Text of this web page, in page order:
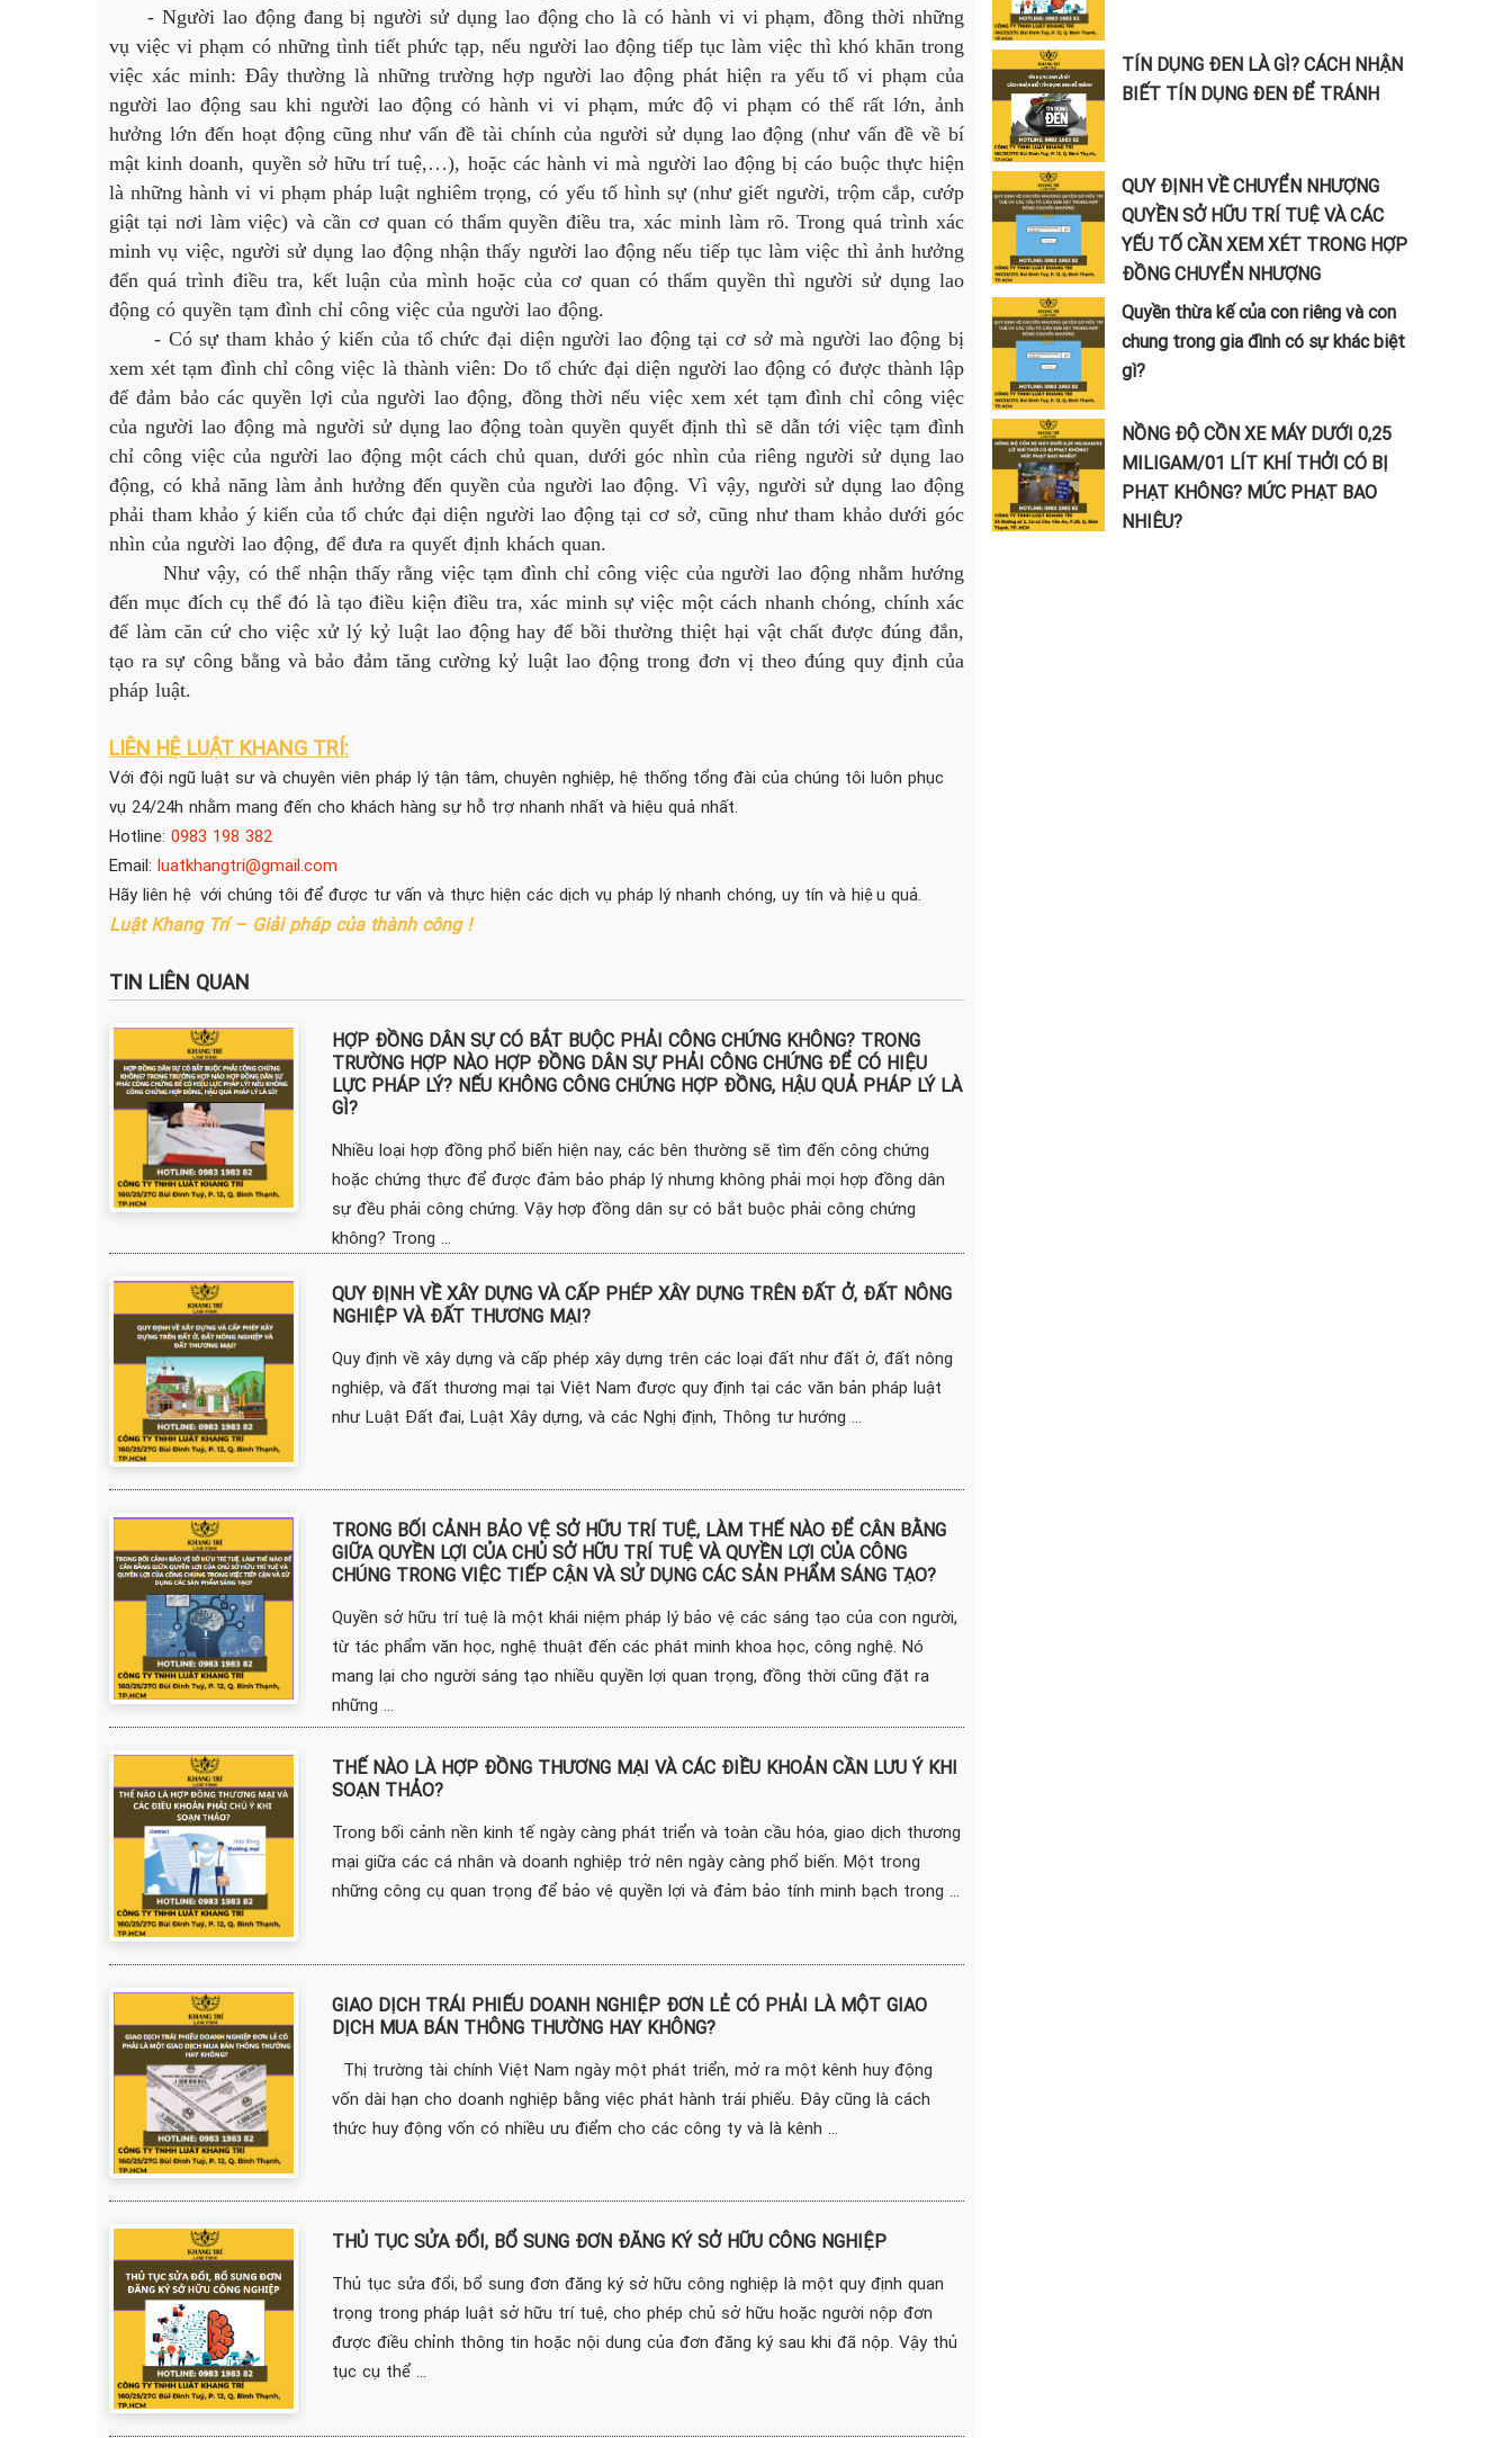
- Người lao động đang bị người sử dụng lao động cho là có hành vi vi phạm, đồng thời những
vụ việc vi phạm có những tình tiết phức tạp, nếu người lao động tiếp tục làm việc thì khó khăn trong
việc xác minh: Đây thường là những trường hợp người lao động phát hiện ra yếu tố vi phạm của
người lao động sau khi người lao động có hành vi vi phạm, mức độ vi phạm có thể rất lớn, ảnh
hưởng lớn đến hoạt động cũng như vấn đề tài chính của người sử dụng lao động (như vấn đề về bí
mật kinh doanh, quyền sở hữu trí tuệ,…), hoặc các hành vi mà người lao động bị cáo buộc thực hiện
là những hành vi vi phạm pháp luật nghiêm trọng, có yếu tố hình sự (như giết người, trộm cắp, cướp
giật tại nơi làm việc) và cần cơ quan có thẩm quyền điều tra, xác minh làm rõ. Trong quá trình xác
minh vụ việc, người sử dụng lao động nhận thấy người lao động nếu tiếp tục làm việc thì ảnh hưởng
đến quá trình điều tra, kết luận của mình hoặc của cơ quan có thẩm quyền thì người sử dụng lao
động có quyền tạm đình chỉ công việc của người lao động.
- Có sự tham khảo ý kiến của tổ chức đại diện người lao động tại cơ sở mà người lao động bị
xem xét tạm đình chỉ công việc là thành viên: Do tổ chức đại diện người lao động có được thành lập
để đảm bảo các quyền lợi của người lao động, đồng thời nếu việc xem xét tạm đình chỉ công việc
của người lao động mà người sử dụng lao động toàn quyền quyết định thì sẽ dẫn tới việc tạm đình
chỉ công việc của người lao động một cách chủ quan, dưới góc nhìn của riêng người sử dụng lao
động, có khả năng làm ảnh hưởng đến quyền của người lao động. Vì vậy, người sử dụng lao động
phải tham khảo ý kiến của tổ chức đại diện người lao động tại cơ sở, cũng như tham khảo dưới góc
nhìn của người lao động, để đưa ra quyết định khách quan.
Như vậy, có thể nhận thấy rằng việc tạm đình chỉ công việc của người lao động nhằm hướng
đến mục đích cụ thể đó là tạo điều kiện điều tra, xác minh sự việc một cách nhanh chóng, chính xác
để làm căn cứ cho việc xử lý kỷ luật lao động hay để bồi thường thiệt hại vật chất được đúng đắn,
tạo ra sự công bằng và bảo đảm tăng cường kỷ luật lao động trong đơn vị theo đúng quy định của
pháp luật.
LIÊN HỆ LUẬT KHANG TRÍ:
Với đội ngũ luật sư và chuyên viên pháp lý tận tâm, chuyên nghiệp, hệ thống tổng đài của chúng tôi luôn phục
vụ 24/24h nhằm mang đến cho khách hàng sự hỗ trợ nhanh nhất và hiệu quả nhất.
Hotline: 0983 198 382
Email: luatkhangtri@gmail.com
Hãy liên hệ với chúng tôi để được tư vấn và thực hiện các dịch vụ pháp lý nhanh chóng, uy tín và hiệu quả.
Luật Khang Trí – Giải pháp của thành công !
TIN LIÊN QUAN
HỢP ĐỒNG DÂN SỰ CÓ BẮT BUỘC PHẢI CÔNG CHỨNG KHÔNG? TRONG
TRƯỜNG HỢP NÀO HỢP ĐỒNG DÂN SỰ PHẢI CÔNG CHỨNG ĐỂ CÓ HIỆU
LỰC PHÁP LÝ? NẾU KHÔNG CÔNG CHỨNG HỢP ĐỒNG, HẬU QUẢ PHÁP LÝ LÀ
GÌ?
Nhiều loại hợp đồng phổ biến hiện nay, các bên thường sẽ tìm đến công chứng
hoặc chứng thực để được đảm bảo pháp lý nhưng không phải mọi hợp đồng dân
sự đều phải công chứng. Vậy hợp đồng dân sự có bắt buộc phải công chứng
không? Trong ...
QUY ĐỊNH VỀ XÂY DỰNG VÀ CẤP PHÉP XÂY DỰNG TRÊN ĐẤT Ở, ĐẤT NÔNG
NGHIỆP VÀ ĐẤT THƯƠNG MẠI?
Quy định về xây dựng và cấp phép xây dựng trên các loại đất như đất ở, đất nông
nghiệp, và đất thương mại tại Việt Nam được quy định tại các văn bản pháp luật
như Luật Đất đai, Luật Xây dựng, và các Nghị định, Thông tư hướng ...
TRONG BỐI CẢNH BẢO VỆ SỞ HỮU TRÍ TUỆ, LÀM THẾ NÀO ĐỂ CÂN BẰNG
GIỮA QUYỀN LỢI CỦA CHỦ SỞ HỮU TRÍ TUỆ VÀ QUYỀN LỢI CỦA CÔNG
CHÚNG TRONG VIỆC TIẾP CẬN VÀ SỬ DỤNG CÁC SẢN PHẨM SÁNG TẠO?
Quyền sở hữu trí tuệ là một khái niệm pháp lý bảo vệ các sáng tạo của con người,
từ tác phẩm văn học, nghệ thuật đến các phát minh khoa học, công nghệ. Nó
mang lại cho người sáng tạo nhiều quyền lợi quan trọng, đồng thời cũng đặt ra
những ...
THẾ NÀO LÀ HỢP ĐỒNG THƯƠNG MẠI VÀ CÁC ĐIỀU KHOẢN CẦN LƯU Ý KHI
SOẠN THẢO?
Trong bối cảnh nền kinh tế ngày càng phát triển và toàn cầu hóa, giao dịch thương
mại giữa các cá nhân và doanh nghiệp trở nên ngày càng phổ biến. Một trong
những công cụ quan trọng để bảo vệ quyền lợi và đảm bảo tính minh bạch trong ...
GIAO DỊCH TRÁI PHIẾU DOANH NGHIỆP ĐƠN LẺ CÓ PHẢI LÀ MỘT GIAO
DỊCH MUA BÁN THÔNG THƯỜNG HAY KHÔNG?
Thị trường tài chính Việt Nam ngày một phát triển, mở ra một kênh huy động
vốn dài hạn cho doanh nghiệp bằng việc phát hành trái phiếu. Đây cũng là cách
thức huy động vốn có nhiều ưu điểm cho các công ty và là kênh ...
THỦ TỤC SỬA ĐỔI, BỔ SUNG ĐƠN ĐĂNG KÝ SỞ HỮU CÔNG NGHIỆP
Thủ tục sửa đổi, bổ sung đơn đăng ký sở hữu công nghiệp là một quy định quan
trọng trong pháp luật sở hữu trí tuệ, cho phép chủ sở hữu hoặc người nộp đơn
được điều chỉnh thông tin hoặc nội dung của đơn đăng ký sau khi đã nộp. Vậy thủ
tục cụ thể ...
TÍN DỤNG ĐEN LÀ GÌ? CÁCH NHẬN
BIẾT TÍN DỤNG ĐEN ĐỂ TRÁNH
QUY ĐỊNH VỀ CHUYỂN NHƯỢNG
QUYỀN SỞ HỮU TRÍ TUỆ VÀ CÁC
YẾU TỐ CẦN XEM XÉT TRONG HỢP
ĐỒNG CHUYỂN NHƯỢNG
Quyền thừa kế của con riêng và con
chung trong gia đình có sự khác biệt
gì?
NỒNG ĐỘ CỒN XE MÁY DƯỚI 0,25
MILIGAM/01 LÍT KHÍ THỞI CÓ BỊ
PHẠT KHÔNG? MỨC PHẠT BAO
NHIÊU?